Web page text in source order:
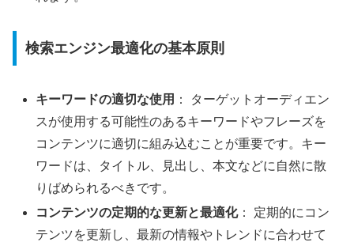
検索エンジン最適化の基本原則
キーワードの適切な使用 ： ターゲットオーディエン
スが使用する可能性のあるキーワードやフレーズを
コンテンツに適切に組み込むことが重要です。キー
ワードは、タイトル、見出し、本文などに自然に散
りばめられるべきです。
コンテンツの定期的な更新と最適化： 定期的にコン
テンツを更新し、最新の情報やトレンドに合わせて